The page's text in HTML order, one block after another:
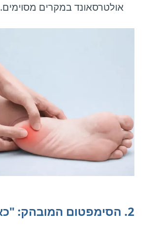
אולטרסאונד במקרים מסוימים.
2. הסימפטום המובהק: "כאב הצעד הראשון"